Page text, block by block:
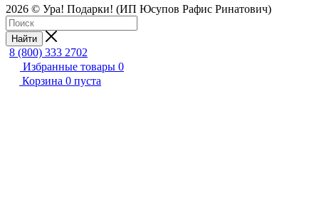
2026 © Ура! Подарки! (ИП Юсупов Рафис Ринатович)
Найти
8 (800) 333 2702
Избранные товары 0
Корзина 0 пуста